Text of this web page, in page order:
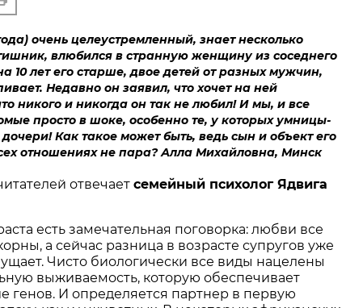
очень целеустремленный, знает несколько
влюбился в странную женщину из соседнего
10 лет его старше, двое детей от разных мужчин,
Недавно он заявил, что хочет на ней
никого и никогда он так не любил! И мы, и все
просто в шоке, особенно те, у которых умницы-
Как такое может быть, ведь сын и объект его
отношениях не пара? Алла Михайловна, Минск
отвечает семейный психолог Ядвига
есть замечательная поговорка: любви все
а сейчас разница в возрасте супругов уже
Чисто биологически все виды нацелены
выживаемость, которую обеспечивает
генов. И определяется партнер в первую